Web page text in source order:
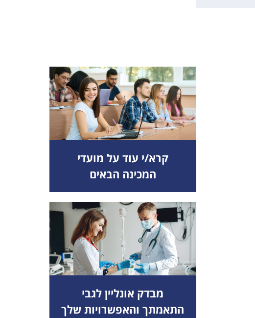
קרא/י עוד על מועדי
המכינה הבאים
מבדק אונליין לגבי
התאמתך והאפשרויות שלך